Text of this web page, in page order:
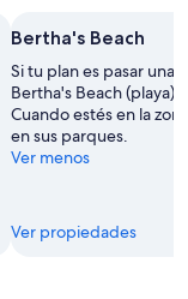
Bertha's Beach
Si tu plan es pasar
Bertha's Beach (playa)
Cuando estés en la
en sus parques.
Ver menos
Ver propiedades